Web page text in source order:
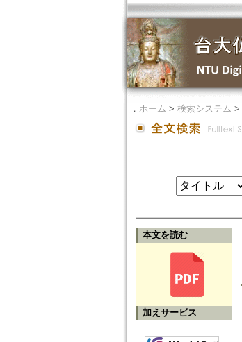
． ホーム > 検索システム >
本文を読む
加えサービス